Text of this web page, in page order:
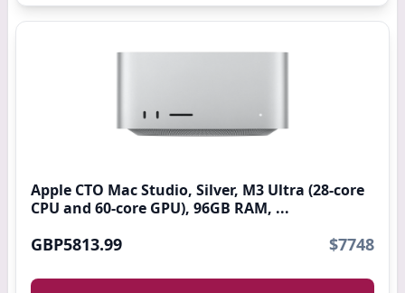
Apple CTO Mac Studio, Silver, M3 Ultra (28-core
CPU and 60-core GPU), 96GB RAM, ...
GBP5813.99 $7748